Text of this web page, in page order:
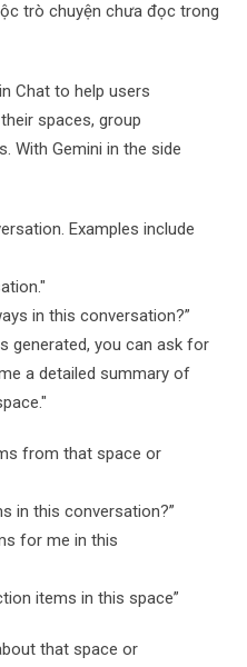
trò chuyện chưa đọc trong
Chat to help users
spaces, group
With Gemini in the side
Examples include
in this conversation?”
generated, you can ask for
a detailed summary of
from that space or
in this conversation?”
for me in this
items in this space”
that space or